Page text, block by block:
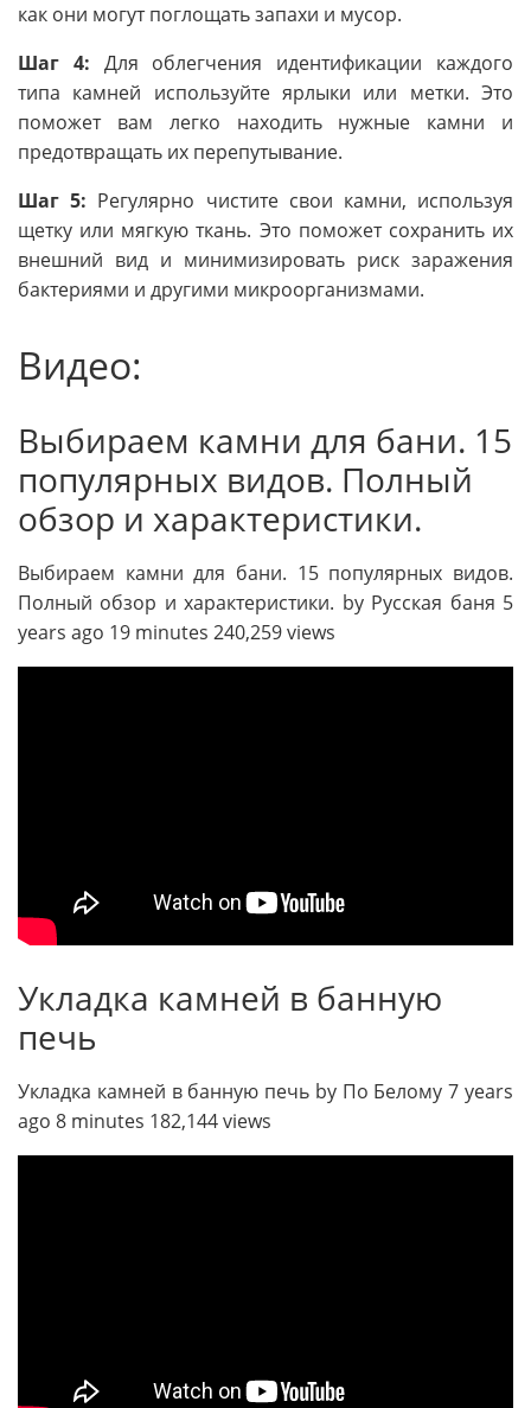
как они могут поглощать запахи и мусор.
Шаг 4: Для облегчения идентификации каждого
типа камней используйте ярлыки или метки. Это
поможет вам легко находить нужные камни и
предотвращать их перепутывание.
Шаг 5: Регулярно чистите свои камни, используя
щетку или мягкую ткань. Это поможет сохранить их
внешний вид и минимизировать риск заражения
бактериями и другими микроорганизмами.
Видео:
Выбираем камни для бани. 15
популярных видов. Полный
обзор и характеристики.
Выбираем камни для бани. 15 популярных видов.
Полный обзор и характеристики. by Русская баня 5
years ago 19 minutes 240,259 views
Укладка камней в банную
печь
Укладка камней в банную печь by По Белому 7 years
ago 8 minutes 182,144 views